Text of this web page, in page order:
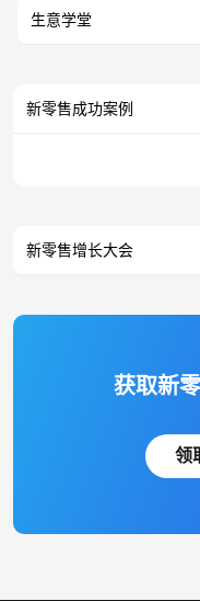
生意学堂
新零售成功案例
新零售增长大会
获取新
领